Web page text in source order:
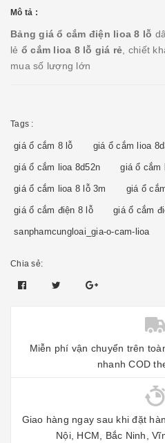
Mô tả :
Bảng giá ổ cắm điện lioa 8 lỗ
lẻ ổ cắm lioa 8 lỗ giá rẻ , chiết
mua số lượng lớn
Tags :
giá ổ cắm 8 lỗ giá ổ cắm lioa
giá ổ cắm lioa 8d52n giá ổ cắm
giá ổ cắm lioa 8 lỗ 3m giá ổ
giá ổ cắm điện 8 lỗ giá ổ cắm
sanphamcungloai_gia-o-cam-lioa
Chia sẻ:
Miễn phí vận chuyển trên
nhanh COD
Giao hàng ngay sau khi đặt
Nội, HCM, Bắc Ninh,